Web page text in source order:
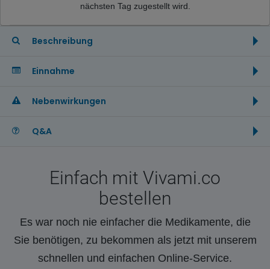
nächsten Tag zugestellt wird.
Beschreibung
Einnahme
Nebenwirkungen
Q&A
Einfach mit Vivami.co
bestellen
Es war noch nie einfacher die Medikamente, die
Sie benötigen, zu bekommen als jetzt mit unserem
schnellen und einfachen Online-Service.